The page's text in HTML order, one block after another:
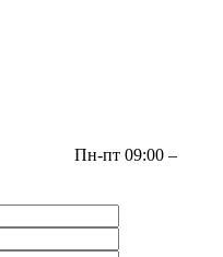
Пн-пт 09:00 –